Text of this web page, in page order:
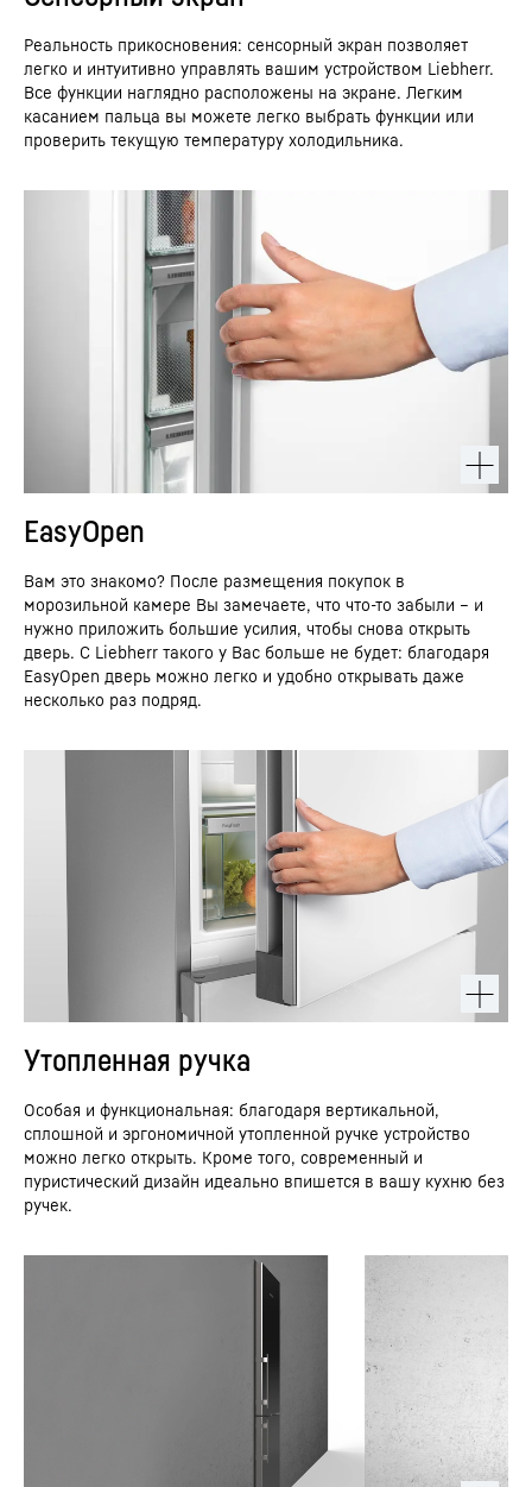
Реальность прикосновения: сенсорный экран позволяет
легко и интуитивно управлять вашим устройством Liebherr.
Все функции наглядно расположены на экране. Легким
касанием пальца вы можете легко выбрать функции или
проверить текущую температуру холодильника.
EasyOpen
Вам это знакомо? После размещения покупок в
морозильной камере Вы замечаете, что что-то забыли – и
нужно приложить большие усилия, чтобы снова открыть
дверь. С Liebherr такого у Вас больше не будет: благодаря
EasyOpen дверь можно легко и удобно открывать даже
несколько раз подряд.
Утопленная ручка
Особая и функциональная: благодаря вертикальной,
сплошной и эргономичной утопленной ручке устройство
можно легко открыть. Кроме того, современный и
пуристический дизайн идеально впишется в вашу кухню без
ручек.